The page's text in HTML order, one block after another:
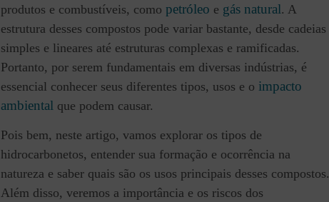
produtos e combustíveis, como petróleo e gás natural. A
estrutura desses compostos pode variar bastante, desde cadeias
simples e lineares até estruturas complexas e ramificadas.
Portanto, por serem fundamentais em diversas indústrias, é
essencial conhecer seus diferentes tipos, usos e o impacto
ambiental que podem causar.
Pois bem, neste artigo, vamos explorar os tipos de
hidrocarbonetos, entender sua formação e ocorrência na
natureza e saber quais são os usos principais desses compostos.
Além disso, veremos a importância e os riscos dos